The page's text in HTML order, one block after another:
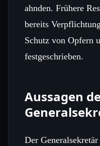
ahnden. Frühere
bereits
Schutz von Opfern
festgeschrieben.
Aussagen
Der